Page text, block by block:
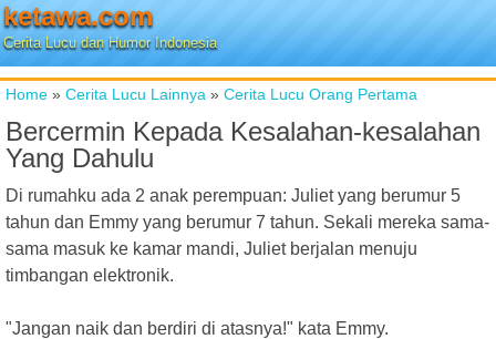
ketawa.com
Cerita Lucu dan Humor Indonesia
Home » Cerita Lucu Lainnya » Cerita Lucu Orang Pertama
Bercermin Kepada Kesalahan-kesalahan
Yang Dahulu
Di rumahku ada 2 anak perempuan: Juliet yang berumur 5
tahun dan Emmy yang berumur 7 tahun. Sekali mereka sama-
sama masuk ke kamar mandi, Juliet berjalan menuju
timbangan elektronik.
"Jangan naik dan berdiri di atasnya!" kata Emmy.